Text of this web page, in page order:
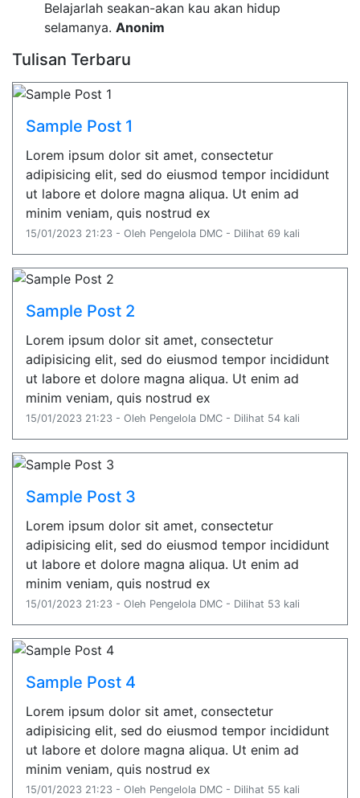
Belajarlah seakan-akan kau akan hidup
selamanya. Anonim
Tulisan Terbaru
Sample Post 1
Lorem ipsum dolor sit amet, consectetur
adipisicing elit, sed do eiusmod tempor incididunt
ut labore et dolore magna aliqua. Ut enim ad
minim veniam, quis nostrud ex
15/01/2023 21:23 - Oleh Pengelola DMC - Dilihat 69 kali
Sample Post 2
Lorem ipsum dolor sit amet, consectetur
adipisicing elit, sed do eiusmod tempor incididunt
ut labore et dolore magna aliqua. Ut enim ad
minim veniam, quis nostrud ex
15/01/2023 21:23 - Oleh Pengelola DMC - Dilihat 54 kali
Sample Post 3
Lorem ipsum dolor sit amet, consectetur
adipisicing elit, sed do eiusmod tempor incididunt
ut labore et dolore magna aliqua. Ut enim ad
minim veniam, quis nostrud ex
15/01/2023 21:23 - Oleh Pengelola DMC - Dilihat 53 kali
Sample Post 4
Lorem ipsum dolor sit amet, consectetur
adipisicing elit, sed do eiusmod tempor incididunt
ut labore et dolore magna aliqua. Ut enim ad
minim veniam, quis nostrud ex
15/01/2023 21:23 - Oleh Pengelola DMC - Dilihat 55 kali